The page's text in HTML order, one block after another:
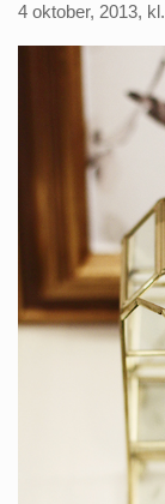
4 oktober, 2013,